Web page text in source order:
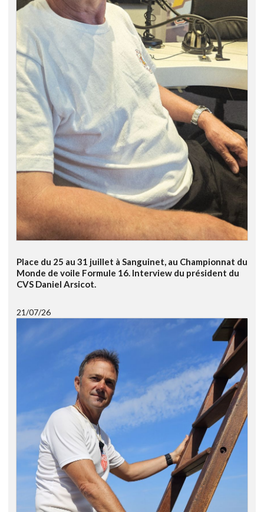
Place du 25 au 31 juillet à Sanguinet, au Championnat du
Monde de voile Formule 16. Interview du président du
CVS Daniel Arsicot.
21/07/26